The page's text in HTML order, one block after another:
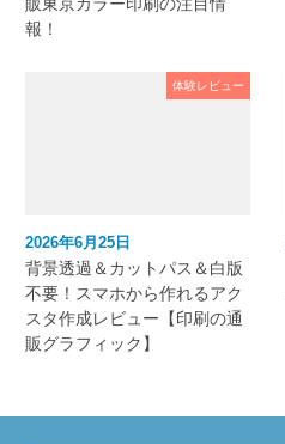
報！
体験レビュー
2026年6月25日
背景透過＆カットパス＆白版
不要！スマホから作れるアク
スタ作成レビュー【印刷の通
販グラフィック】